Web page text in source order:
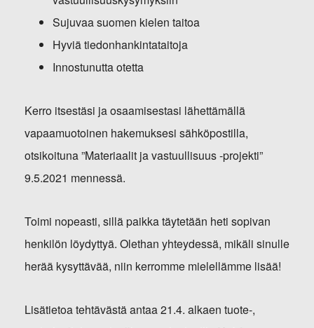
Sujuvaa suomen kielen taitoa
Hyviä tiedonhankintataitoja
Innostunutta otetta
Kerro itsestäsi ja osaamisestasi lähettämällä
vapaamuotoinen hakemuksesi sähköpostilla,
otsikoituna ”Materiaalit ja vastuullisuus -projekti”
9.5.2021 mennessä.
Toimi nopeasti, sillä paikka täytetään heti sopivan
henkilön löydyttyä. Olethan yhteydessä, mikäli sinulle
herää kysyttävää, niin kerromme mielellämme lisää!
Lisätietoa tehtävästä antaa 21.4. alkaen tuote-,